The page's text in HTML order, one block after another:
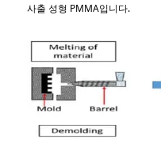
사출 성형 PMMA입니다.